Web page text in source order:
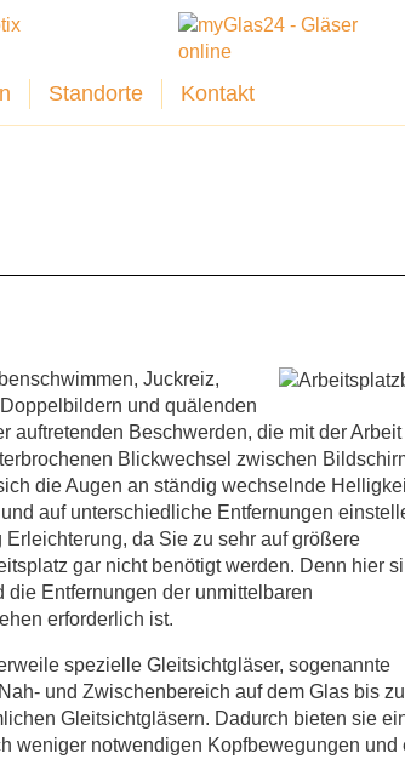
Standorte Kontakt
Juckreiz,
und quälenden
auftretenden Beschwerden, die mit der Arbeit
Blickwechsel zwischen
die Augen an ständig wechselnde
auf unterschiedliche Entfernungen
da Sie zu sehr auf größere
gar nicht benötigt werden. Denn hier
Entfernungen der unmittelbaren
erforderlich ist.
spezielle Gleitsichtgläser, sogenannte
und Zwischenbereich auf dem Glas bis
Gleitsichtgläsern. Dadurch bieten sie
weniger notwendigen Kopfbewegungen und